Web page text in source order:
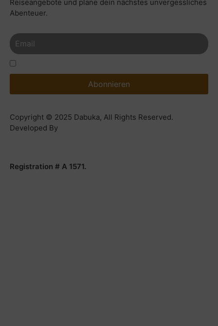
Reiseangebote und plane dein nächstes unvergessliches
Abenteuer.
Copyright © 2025 Dabuka, All Rights Reserved.
Developed By
Registration # A 1571.